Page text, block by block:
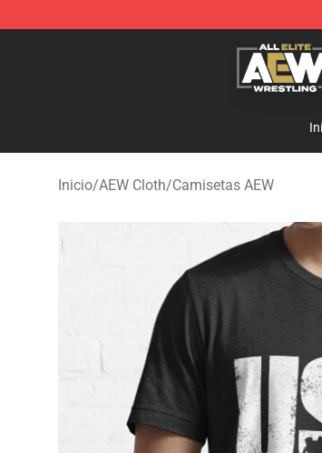
Aew Shop ⚡️ Official Aew Merchandise
Inicio/AEW Cloth/Camisetas AEW